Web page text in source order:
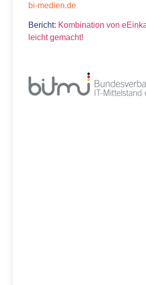
bi-medien.de
Bericht: Kombination von
leicht gemacht!